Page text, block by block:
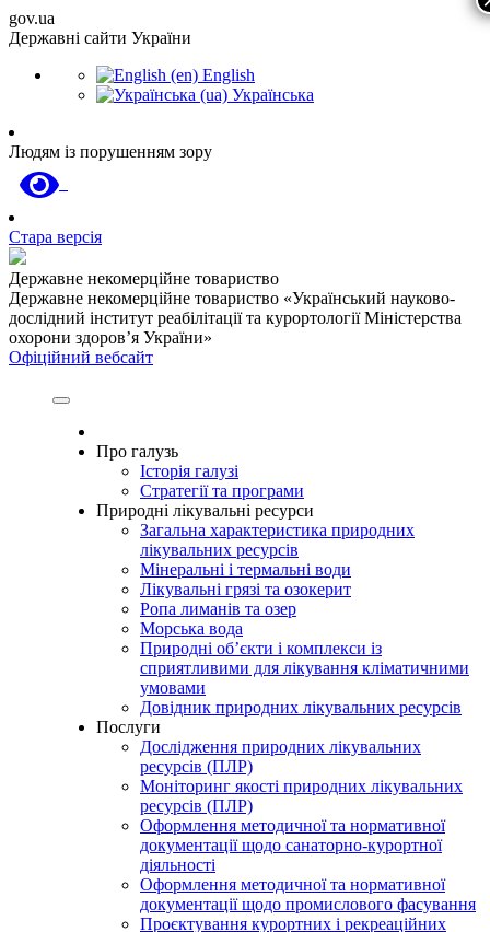
gov.ua
Державні сайти України
English
Українська
Людям із порушенням зору
Стара версія
Державне некомерційне товариство
Державне некомерційне товариство «Український науково-
дослідний інститут реабілітації та курортології Міністерства
охорони здоров’я України»
Офіційний вебсайт
Про галузь
Історія галузі
Стратегії та програми
Природні лікувальні ресурси
Загальна характеристика природних
лікувальних ресурсів
Мінеральні і термальні води
Лікувальні грязі та озокерит
Ропа лиманів та озер
Морська вода
Природні об’єкти і комплекси із
сприятливими для лікування кліматичними
умовами
Довідник природних лікувальних ресурсів
Послуги
Дослідження природних лікувальних
ресурсів (ПЛР)
Моніторинг якості природних лікувальних
ресурсів (ПЛР)
Оформлення методичної та нормативної
документації щодо санаторно-курортної
діяльності
Оформлення методичної та нормативної
документації щодо промислового фасування
Проєктування курортних і рекреаційних